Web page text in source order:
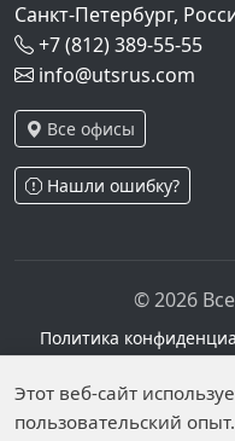
Санкт-Петербург,
+7 (812) 389-55-55
info@utsrus.com
Все офисы
Нашли ошибку?
© 2026
Политика
Персональные
наличии правовых
Этот веб-сайт
пользовательский